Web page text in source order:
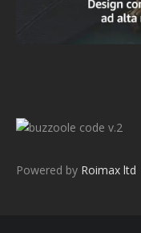
v.2
Powered by Roimax ltd